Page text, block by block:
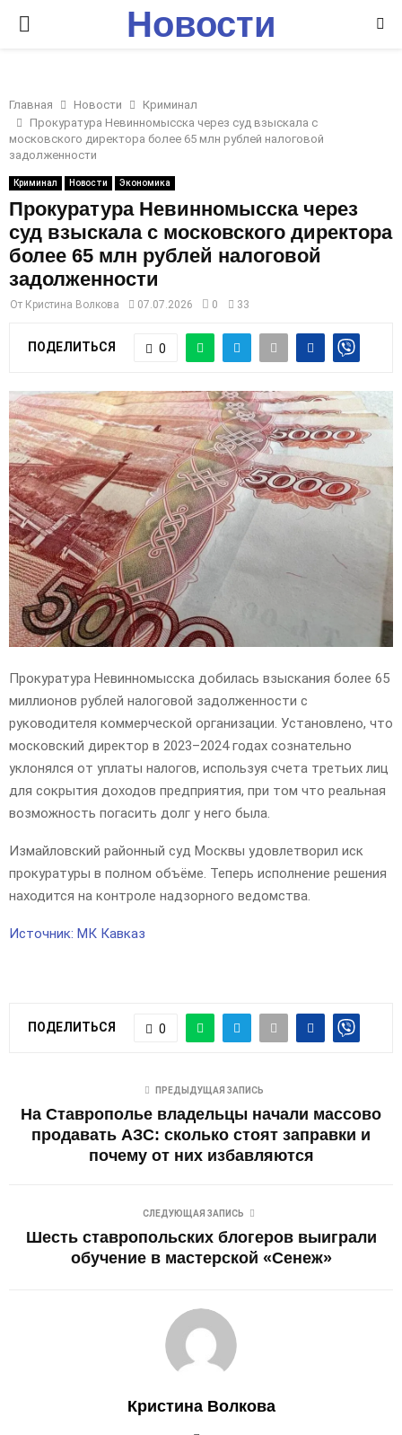
P
I
M
A
R
Y
E
N
U
Новости
Главная Новости
Криминал
Прокуратура Невинномысска через суд взыскала с
московского директора более 65 млн рублей налоговой
задолженности
Криминал Новости Экономика
Прокуратура Невинномысска через
суд взыскала с московского директора
более 65 млн рублей налоговой
задолженности
От Кристина Волкова 07.07.2026 0 33
ПОДЕЛИТЬСЯ 0
Прокуратура Невинномысска добилась взыскания более 65
миллионов рублей налоговой задолженности с
руководителя коммерческой организации. Установлено, что
московский директор в 2023–2024 годах сознательно
уклонялся от уплаты налогов, используя счета третьих лиц
для сокрытия доходов предприятия, при том что реальная
возможность погасить долг у него была.
Измайловский районный суд Москвы удовлетворил иск
прокуратуры в полном объёме. Теперь исполнение решения
находится на контроле надзорного ведомства.
Источник: МК Кавказ
ПОДЕЛИТЬСЯ 0
ПРЕДЫДУЩАЯ ЗАПИСЬ
На Ставрополье владельцы начали массово
продавать АЗС: сколько стоят заправки и
почему от них избавляются
СЛЕДУЮЩАЯ ЗАПИСЬ
Шесть ставропольских блогеров выиграли
обучение в мастерской «Сенеж»
Кристина Волкова